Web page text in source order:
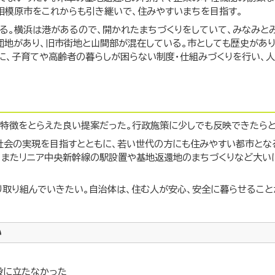
原市をこれからも引き継いで、住みやすいまちを目指す。
横浜は港があるので、開かれたまちづくりをしていて、みなみと
があり、旧市街地と山間部が混在している。市としても歴史があ
子育てや高齢者の暮らしが困らない制度・仕組みづくりを行い、
徴をとらえた良い提案だった。行政施策に少しでも反映できたら
の実現を目指すとともに、若い世代の方にも住みやすい都市とな
たリニア中央新幹線の駅設置や基地返還地のまちづくりなど大
り組んでいきたい。自治体は、住む人が安心、安全に暮らせるこ
に立たなかった